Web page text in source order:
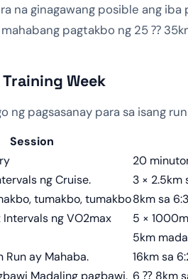
na ginagawang posible ang iba
pagtakbo ng 25 ⁇
Week
ng pagsasanay para sa isang
Session
20
ng Cruise.
3 × 2.5km
tumakbo, tumakbo8km sa
Intervals ng VO2max
5 ×
5km
Run ay Mahaba.
16km sa
Madaling pagbawi. 6 ⁇ 8km